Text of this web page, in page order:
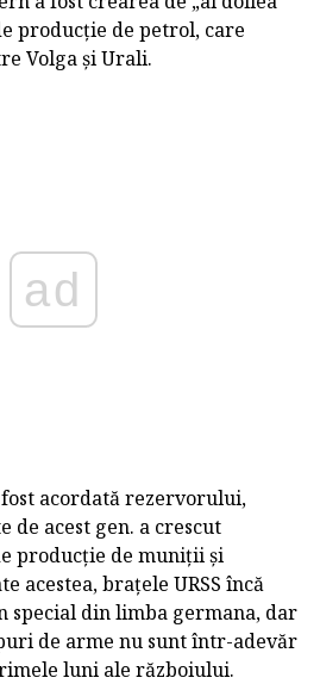
producție de petrol, care
Volga și Urali.
ad
acordată rezervorului,
de acest gen. a crescut
producție de muniții și
acestea, brațele URSS încă
special din limba germana, dar
de arme nu sunt într-adevăr
luni ale războiului.